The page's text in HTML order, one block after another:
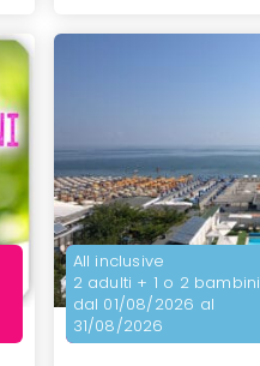
All inclusive
2 adulti + 1 o 2 bambini
dal 01/08/2026 al
31/08/2026